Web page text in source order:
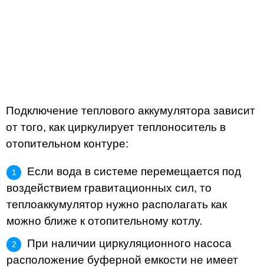
Подключение теплового аккумулятора зависит
от того, как циркулирует теплоноситель в
отопительном контуре:
Если вода в системе перемещается под
воздействием гравитационных сил, то
теплоаккумулятор нужно располагать как
можно ближе к отопительному котлу.
При наличии циркуляционного насоса
расположение буферной емкости не имеет